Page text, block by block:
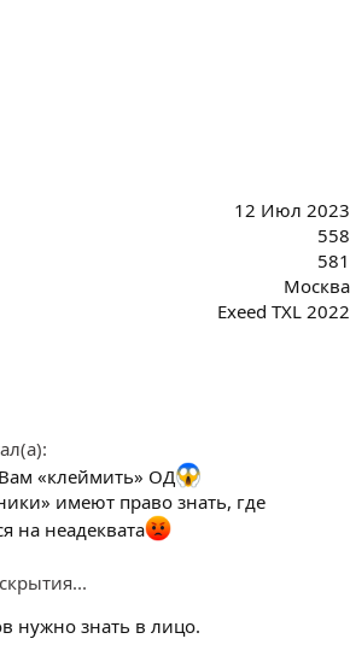
12 Июл 2023
558
581
Москва
Exeed TXL 2022
«клеймить» ОД
имеют право знать, где
на неадеквата
нужно знать в лицо.